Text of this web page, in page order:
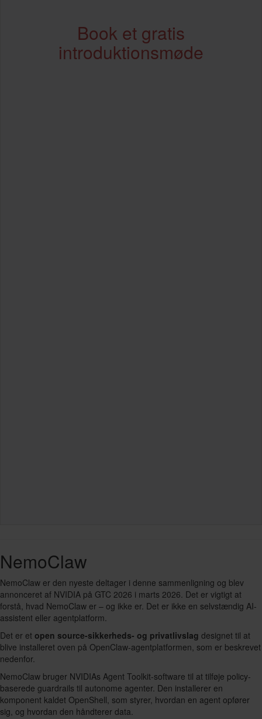
Book et gratis
introduktionsmøde
NemoClaw
NemoClaw er den nyeste deltager i denne sammenligning og blev
annonceret af NVIDIA på GTC 2026 i marts 2026. Det er vigtigt at
forstå, hvad NemoClaw er – og ikke er. Det er ikke en selvstændig AI-
assistent eller agentplatform.
Det er et open source-sikkerheds- og privatlivslag designet til at
blive installeret oven på OpenClaw-agentplatformen, som er beskrevet
nedenfor.
NemoClaw bruger NVIDIAs Agent Toolkit-software til at tilføje policy-
baserede guardrails til autonome agenter. Den installerer en
komponent kaldet OpenShell, som styrer, hvordan en agent opfører
sig, og hvordan den håndterer data.